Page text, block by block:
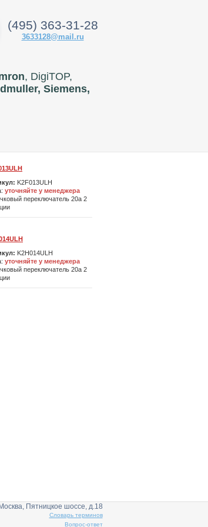
(495) 363-31-28
3633128@mail.ru
, DigiTOP,
Siemens,
K2F013ULH
уточняйте у менеджера
переключатель 20а 2
K2H014ULH
уточняйте у менеджера
переключатель 20а 2
Москва, Пятницкое шоссе, д.18
Словарь терминов
Вопрос-ответ